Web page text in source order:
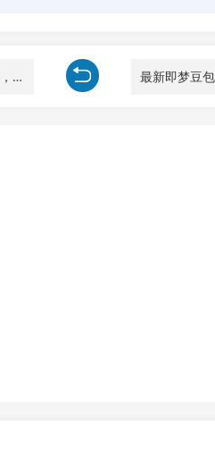
2026 破局 AI 创业者说｜22 位大咖实战干货，拆解 AI 创业变现与高效协作全路径